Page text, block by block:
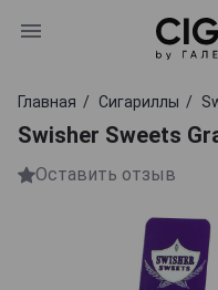
Главная Сигариллы
Swisher Sweets
Оставить отзыв